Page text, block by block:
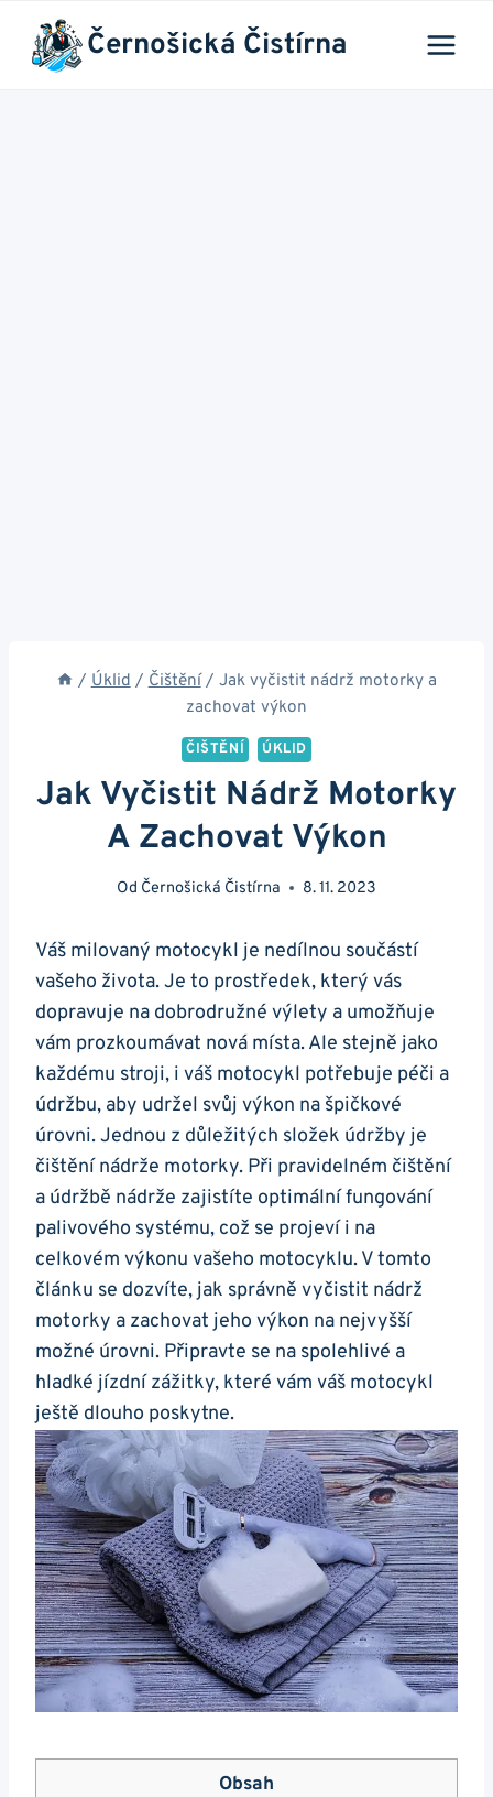
Přeskočit
obsah
Černošická Čistírna
/ Úklid / Čištění / Jak vyčistit nádrž motorky a
zachovat výkon
ČIŠTĚNÍ ÚKLID
Jak Vyčistit Nádrž Motorky
A Zachovat Výkon
Od Černošická Čistírna 8. 11. 2023
Váš milovaný​ motocykl je nedílnou⁢ součástí
vašeho života. Je to prostředek, který vás
dopravuje na⁢ dobrodružné výlety a umožňuje
vám‍ prozkoumávat nová místa. ‌Ale stejně jako
každému⁤ stroji, i váš motocykl potřebuje péči a
údržbu,‍ aby ‍udržel svůj ‍výkon na‍ špičkové‌
úrovni.‌ Jednou z důležitých složek údržby je
čištění nádrže ‍motorky. Při pravidelném čištění
a údržbě nádrže zajistíte‍ optimální fungování‍
palivového systému, což ⁢se projeví i na
celkovém ​výkonu vašeho ‍motocyklu. V tomto
článku ⁢se dozvíte, jak správně vyčistit nádrž
motorky a zachovat jeho⁢ výkon na​ nejvyšší
možné úrovni. Připravte se na spolehlivé a⁣
hladké jízdní ⁢zážitky,⁤ které⁢ vám váš motocykl
ještě dlouho poskytne.
Obsah